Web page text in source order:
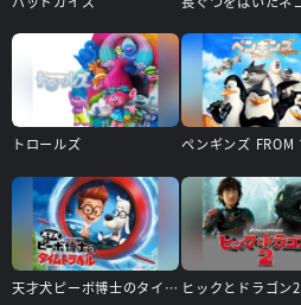
トロールズ
天才犬ピーボ博士のタイムトラベル ヒックとドラゴン2